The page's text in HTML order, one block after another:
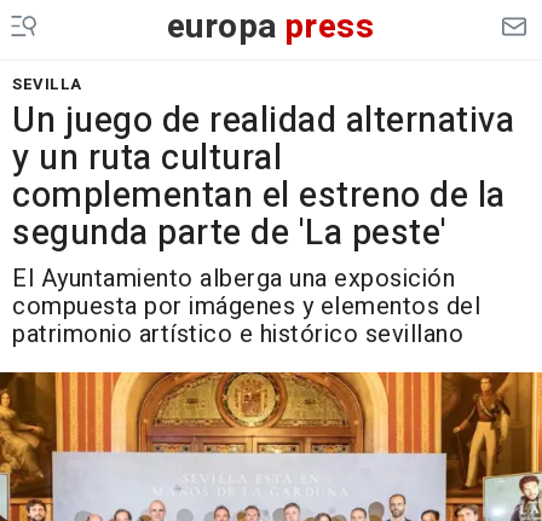
europa press
SEVILLA
Un juego de realidad alternativa
y un ruta cultural
complementan el estreno de la
segunda parte de 'La peste'
El Ayuntamiento alberga una exposición
compuesta por imágenes y elementos del
patrimonio artístico e histórico sevillano